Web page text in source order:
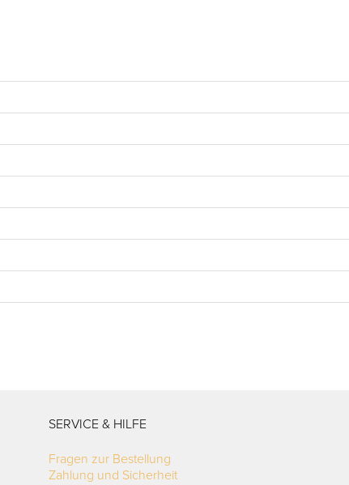
SERVICE & HILFE
Fragen zur Bestellung
Zahlung und Sicherheit